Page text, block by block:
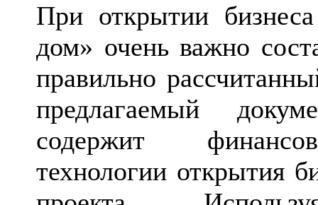
При открытии
дом» очень важно
правильно
предлагаемый
содержит
технологии открытия